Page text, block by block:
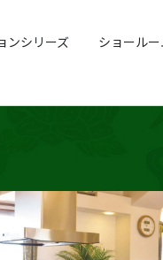
ンシリーズ
ショール